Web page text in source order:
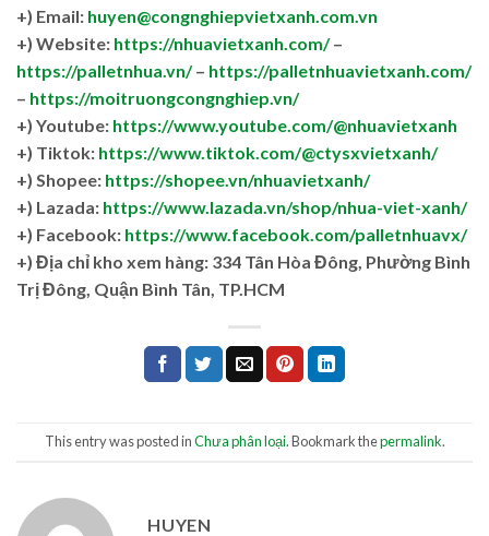
+) Email: huyen@congnghiepvietxanh.com.vn
+) Website: https://nhuavietxanh.com/–
https://palletnhua.vn/– https://palletnhuavietxanh.com/
– https://moitruongcongnghiep.vn/
+) Youtube: https://www.youtube.com/@nhuavietxanh
+) Tiktok: https://www.tiktok.com/@ctysxvietxanh/
+) Shopee: https://shopee.vn/nhuavietxanh/
+) Lazada: https://www.lazada.vn/shop/nhua-viet-xanh/
+) Facebook: https://www.facebook.com/palletnhuavx/
+) Địa chỉ kho xem hàng: 334 Tân Hòa Đông, Phường Bình
Trị Đông, Quận Bình Tân, TP.HCM
This entry was posted inChưa phân loại. Bookmark thepermalink.
HUYEN